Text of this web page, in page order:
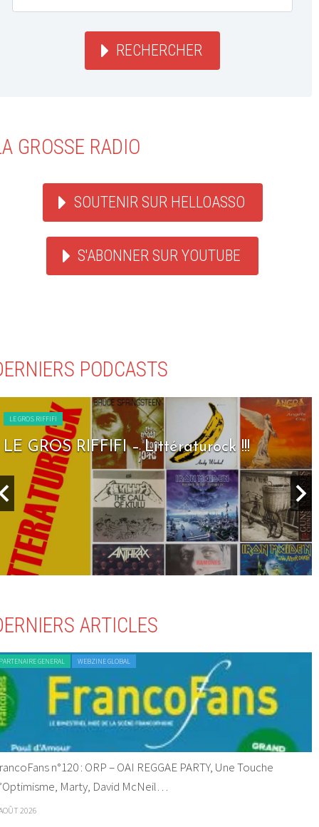
RECHERCHER
GROSSE RADIO
SOUTENIR SUR HELLOASSO
S'ABONNER SUR YOUTUBE
PODCASTS
LE GROS RIFFIFI
LE GROS RIFFIFI – Littératurock !!!
ARTICLES
GENERAL WEBZINE GLOBAL
n°120 : ORP – OAI REGGAE PARTY, Une Touche
Marty, David McNeil…
2026